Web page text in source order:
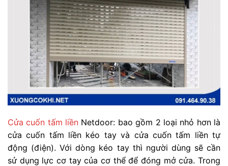
Cửa cuốn tấm liền Netdoor: bao gồm 2 loại nhỏ hơn là
cửa cuốn tấm liền kéo tay và cửa cuốn tấm liền tự
động (điện). Với dòng kéo tay thì người dùng sẽ cần
sử dụng lực cơ tay của cơ thể để đóng mở cửa. Trong